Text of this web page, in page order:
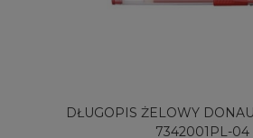
DŁUGOPIS ŻELOWY DONAU CZERWONY
7342001PL-04